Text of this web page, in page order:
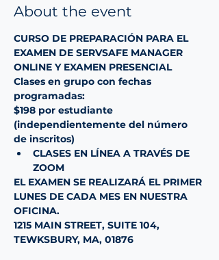
About the event
CURSO DE PREPARACIÓN PARA EL
EXAMEN DE SERVSAFE MANAGER
ONLINE Y EXAMEN PRESENCIAL
Clases en grupo con fechas
programadas:
$198 por estudiante
(independientemente del número
de inscritos)
CLASES EN LÍNEA A TRAVÉS DE
ZOOM
EL EXAMEN SE REALIZARÁ EL PRIMER
LUNES DE CADA MES EN NUESTRA
OFICINA.
1215 MAIN STREET, SUITE 104,
TEWKSBURY, MA, 01876